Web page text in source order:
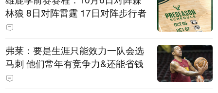
林狼 8日对阵雷霆 17日对阵步行者
弗莱：要是生涯只能效力一队会选
马刺 他们常年有竞争力&还能省钱